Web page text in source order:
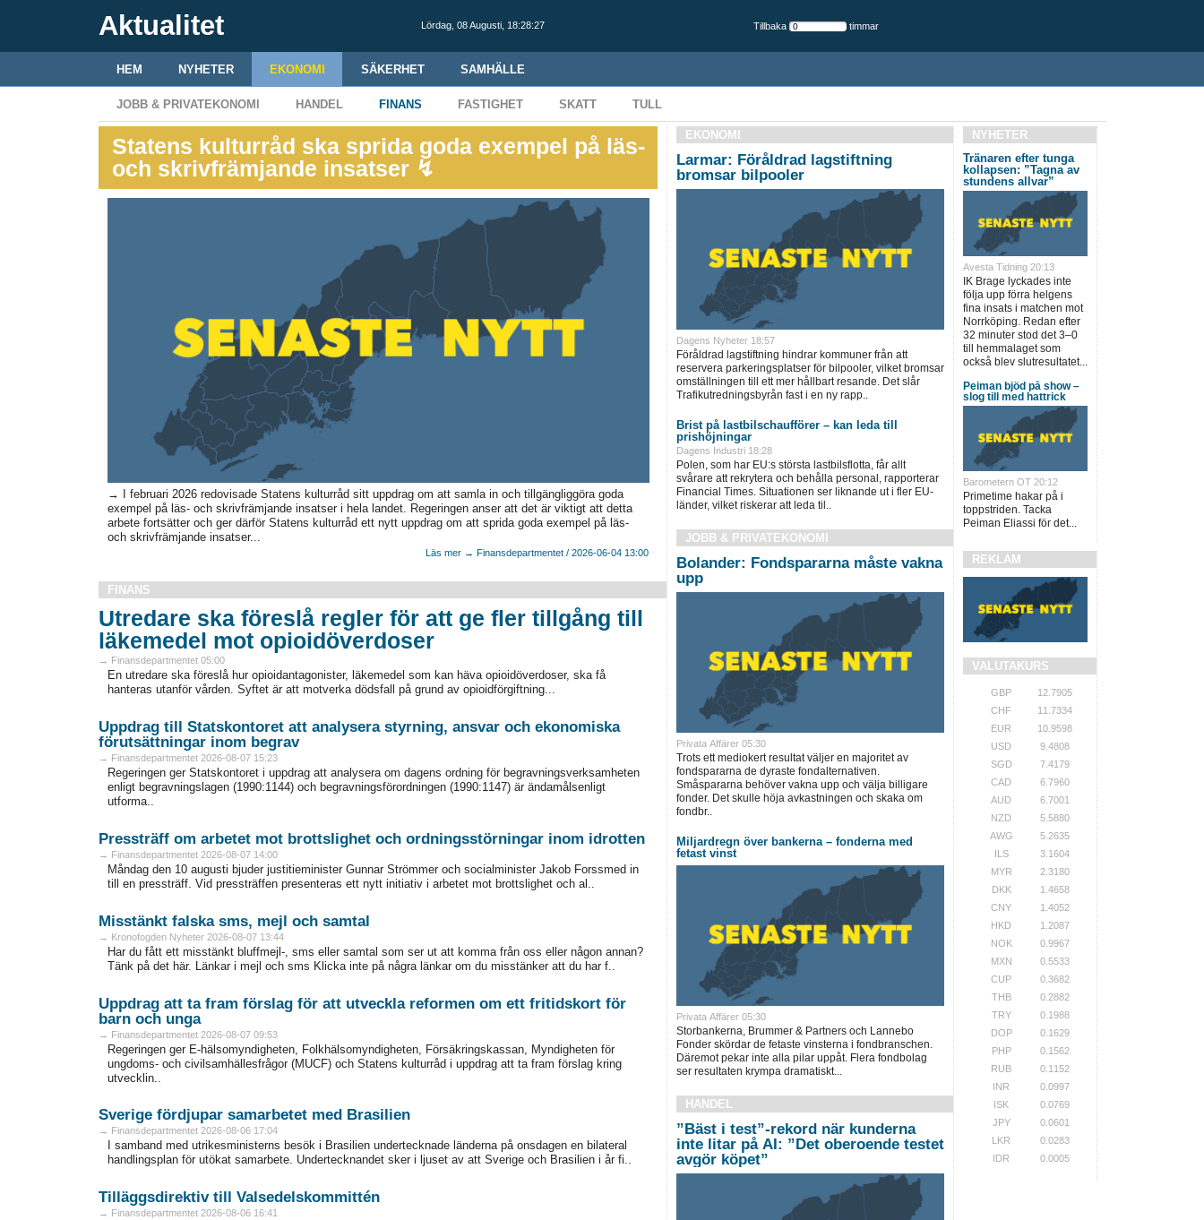
Aktualitet Lördag, 08 Augusti, 18:28:28 Tillbaka timmar
HEM NYHETER EKONOMI SÄKERHET SAMHÄLLE
JOBB & PRIVATEKONOMI HANDEL FINANS FASTIGHET SKATT TULL
Statens kulturråd ska sprida goda exempel på läs-
och skrivfrämjande insatser ↯
→ I februari 2026 redovisade Statens kulturråd sitt uppdrag om att samla in och tillgängliggöra goda
exempel på läs- och skrivfrämjande insatser i hela landet. Regeringen anser att det är viktigt att detta
arbete fortsätter och ger därför Statens kulturråd ett nytt uppdrag om att sprida goda exempel på läs-
och skrivfrämjande insatser...
Läs mer → Finansdepartmentet / 2026-06-04 13:00
FINANS
Utredare ska föreslå regler för att ge fler tillgång till
läkemedel mot opioidöverdoser
→ Finansdepartmentet 05:00
En utredare ska föreslå hur opioidantagonister, läkemedel som kan häva opioidöverdoser, ska få
hanteras utanför vården. Syftet är att motverka dödsfall på grund av opioidförgiftning...
Uppdrag till Statskontoret att analysera styrning, ansvar och ekonomiska
förutsättningar inom begrav
→ Finansdepartmentet 2026-08-07 15:23
Regeringen ger Statskontoret i uppdrag att analysera om dagens ordning för begravningsverksamheten
enligt begravningslagen (1990:1144) och begravningsförordningen (1990:1147) är ändamålsenligt
utforma..
Pressträff om arbetet mot brottslighet och ordningsstörningar inom idrotten
→ Finansdepartmentet 2026-08-07 14:00
Måndag den 10 augusti bjuder justitieminister Gunnar Strömmer och socialminister Jakob Forssmed in
till en pressträff. Vid pressträffen presenteras ett nytt initiativ i arbetet mot brottslighet och al..
Misstänkt falska sms, mejl och samtal
→ Kronofogden Nyheter 2026-08-07 13:44
Har du fått ett misstänkt bluffmejl-, sms eller samtal som ser ut att komma från oss eller någon annan?
Tänk på det här. Länkar i mejl och sms Klicka inte på några länkar om du misstänker att du har f..
Uppdrag att ta fram förslag för att utveckla reformen om ett fritidskort för
barn och unga
→ Finansdepartmentet 2026-08-07 09:53
Regeringen ger E-hälsomyndigheten, Folkhälsomyndigheten, Försäkringskassan, Myndigheten för
ungdoms- och civilsamhällesfrågor (MUCF) och Statens kulturråd i uppdrag att ta fram förslag kring
utvecklin..
Sverige fördjupar samarbetet med Brasilien
→ Finansdepartmentet 2026-08-06 17:04
I samband med utrikesministerns besök i Brasilien undertecknade länderna på onsdagen en bilateral
handlingsplan för utökat samarbete. Undertecknandet sker i ljuset av att Sverige och Brasilien i år fi..
Tilläggsdirektiv till Valsedelskommittén
→ Finansdepartmentet 2026-08-06 16:41
EKONOMI
Larmar: Föråldrad lagstiftning
bromsar bilpooler
Dagens Nyheter 18:57
Föråldrad lagstiftning hindrar kommuner från att
reservera parkeringsplatser för bilpooler, vilket bromsar
omställningen till ett mer hållbart resande. Det slår
Trafikutredningsbyrån fast i en ny rapp..
Brist på lastbilschaufförer – kan leda till
prishöjningar
Dagens Industri 18:28
Polen, som har EU:s största lastbilsflotta, får allt
svårare att rekrytera och behålla personal, rapporterar
Financial Times. Situationen ser liknande ut i fler EU-
länder, vilket riskerar att leda til..
JOBB & PRIVATEKONOMI
Bolander: Fondspararna måste vakna
upp
Privata Affärer 05:30
Trots ett mediokert resultat väljer en majoritet av
fondspararna de dyraste fondalternativen.
Småspararna behöver vakna upp och välja billigare
fonder. Det skulle höja avkastningen och skaka om
fondbr..
Miljardregn över bankerna – fonderna med
fetast vinst
Privata Affärer 05:30
Storbankerna, Brummer & Partners och Lannebo
Fonder skördar de fetaste vinsterna i fondbranschen.
Däremot pekar inte alla pilar uppåt. Flera fondbolag
ser resultaten krympa dramatiskt...
HANDEL
”Bäst i test”-rekord när kunderna
inte litar på AI: ”Det oberoende testet
avgör köpet”
NYHETER
Tränaren efter tunga
kollapsen: ”Tagna av
stundens allvar”
Avesta Tidning 20:13
IK Brage lyckades inte
följa upp förra helgens
fina insats i matchen mot
Norrköping. Redan efter
32 minuter stod det 3–0
till hemmalaget som
också blev slutresultatet...
Peiman bjöd på show –
slog till med hattrick
Barometern OT 20:12
Primetime hakar på i
toppstriden. Tacka
Peiman Eliassi för det...
REKLAM
VALUTAKURS
GBP
12.7905
CHF
11.7334
EUR
10.9598
USD
9.4808
SGD
7.4179
CAD
6.7960
AUD
6.7001
NZD
5.5880
AWG
5.2635
ILS
3.1604
MYR
2.3180
DKK
1.4658
CNY
1.4052
HKD
1.2087
NOK
0.9967
MXN
0.5533
CUP
0.3682
THB
0.2882
TRY
0.1988
DOP
0.1629
PHP
0.1562
RUB
0.1152
INR
0.0997
ISK
0.0769
JPY
0.0601
LKR
0.0283
IDR
0.0005